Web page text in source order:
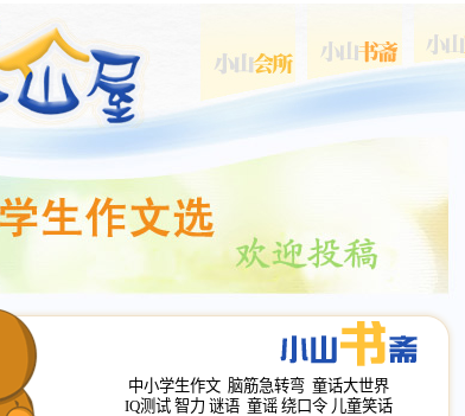
中小学生作文 脑筋急转弯 童话大世界
IQ测试 智力 谜语 童谣 绕口令 儿童笑话